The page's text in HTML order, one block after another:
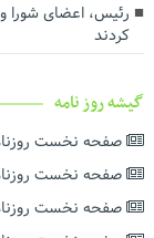
رئیس، اعضای شورا
کردند ‌
گیشه روز نامه
صفحه نخست روزنامه
صفحه نخست روزنامه های
صفحه نخست روزنامه